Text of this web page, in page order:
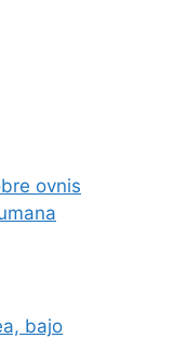
ovnis
bajo